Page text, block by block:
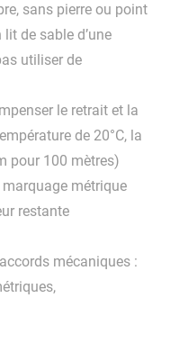
sans pierre ou point
de sable d’une
utiliser de
le retrait et la
de 20°C, la
pour 100 mètres)
métrique
restante
mécaniques :